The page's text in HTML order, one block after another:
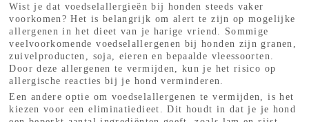
Wist je dat voedselallergieën bij honden steeds vaker
voorkomen? Het is belangrijk om alert te zijn op mogelijke
allergenen in het dieet van je harige vriend. Sommige
veelvoorkomende voedselallergenen bij honden zijn granen,
zuivelproducten, soja, eieren en bepaalde vleessoorten.
Door deze allergenen te vermijden, kun je het risico op
allergische reacties bij je hond verminderen.
Een andere optie om voedselallergenen te vermijden, is het
kiezen voor een eliminatiedieet. Dit houdt in dat je je hond